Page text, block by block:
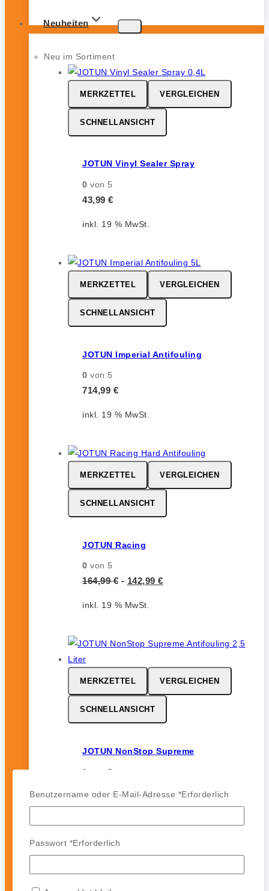
Neuheiten
Neu im Sortiment
MERKZETTEL VERGLEICHEN
SCHNELLANSICHT
JOTUN Vinyl Sealer Spray
0 von 5
43,99 €
inkl. 19 % MwSt.
MERKZETTEL VERGLEICHEN
SCHNELLANSICHT
JOTUN Imperial Antifouling
0 von 5
714,99 €
inkl. 19 % MwSt.
MERKZETTEL VERGLEICHEN
SCHNELLANSICHT
JOTUN Racing
0 von 5
164,99€ - 142,99 €
inkl. 19 % MwSt.
MERKZETTEL VERGLEICHEN
SCHNELLANSICHT
JOTUN NonStop Supreme
0 von 5
MERKZETTEL VERGLEICHEN
Benutzername oder E-Mail-Adresse *Erforderlich
Passwort *Erforderlich